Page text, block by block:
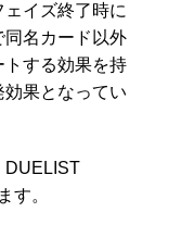
イズ終了時に
同名カード以外
する効果を持
果となってい
DUELIST
す。